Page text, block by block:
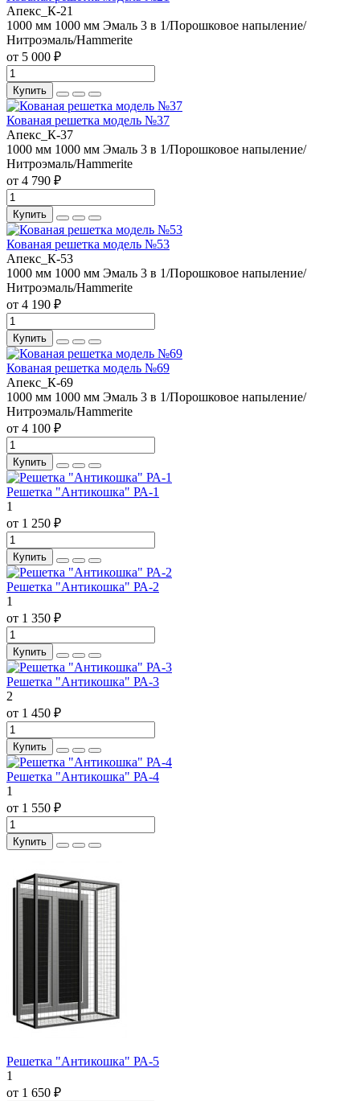
Апекс_К-21
1000 мм 1000 мм Эмаль 3 в 1/Порошковое напыление/
Нитроэмаль/Hammerite
от 5 000 ₽
Купить
Кованая решетка модель №37
Апекс_К-37
1000 мм 1000 мм Эмаль 3 в 1/Порошковое напыление/
Нитроэмаль/Hammerite
от 4 790 ₽
Купить
Кованая решетка модель №53
Апекс_К-53
1000 мм 1000 мм Эмаль 3 в 1/Порошковое напыление/
Нитроэмаль/Hammerite
от 4 190 ₽
Купить
Кованая решетка модель №69
Апекс_К-69
1000 мм 1000 мм Эмаль 3 в 1/Порошковое напыление/
Нитроэмаль/Hammerite
от 4 100 ₽
Купить
Решетка "Антикошка" РА-1
1
от 1 250 ₽
Купить
Решетка "Антикошка" РА-2
1
от 1 350 ₽
Купить
Решетка "Антикошка" РА-3
2
от 1 450 ₽
Купить
Решетка "Антикошка" РА-4
1
от 1 550 ₽
Купить
Решетка "Антикошка" РА-5
1
от 1 650 ₽